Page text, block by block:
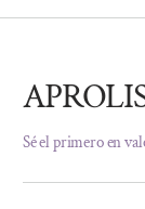
Sé el primero en